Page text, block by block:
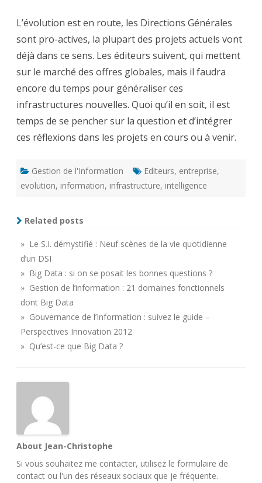
L’évolution est en route, les Directions Générales
sont pro-actives, la plupart des projets actuels vont
déjà dans ce sens. Les éditeurs suivent, qui mettent
sur le marché des offres globales, mais il faudra
encore du temps pour généraliser ces
infrastructures nouvelles. Quoi qu’il en soit, il est
temps de se pencher sur la question et d’intégrer
ces réflexions dans les projets en cours ou à venir.
Gestion de l'Information Editeurs, entreprise,
evolution, information, infrastructure, intelligence
Related posts
» Le S.I. démystifié : Neuf scènes de la vie quotidienne
d’un DSI
» Big Data : si on se posait les bonnes questions ?
» Gestion de l’information : 21 domaines fonctionnels
dont Big Data
» Gouvernance de l’Information : suivez le guide –
Perspectives Innovation 2012
» Qu’est-ce que Big Data ?
About Jean-Christophe
Si vous souhaitez me contacter, utilisez le formulaire de
contact ou l'un des réseaux sociaux que je fréquente.